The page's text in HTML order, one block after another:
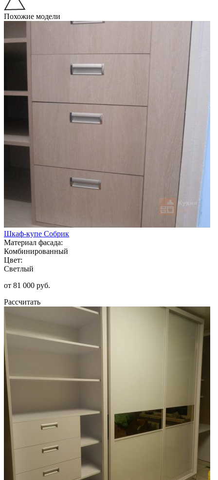
Похожие модели
Шкаф-купе Собрик
Материал фасада:
Комбинированный
Цвет:
Светлый
от 81 000 руб.
Рассчитать